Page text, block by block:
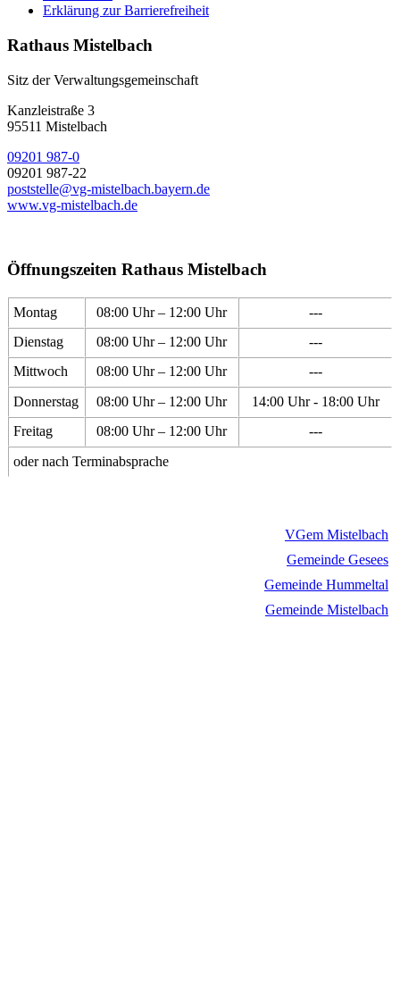
Erklärung zur Barrierefreiheit
Rathaus Mistelbach
Sitz der Verwaltungsgemeinschaft
Kanzleistraße 3
95511 Mistelbach
09201 987-0
09201 987-22
poststelle@vg-mistelbach.bayern.de
www.vg-mistelbach.de
Öffnungszeiten Rathaus Mistelbach
Montag 08:00 Uhr – 12:00 Uhr
---
Dienstag
08:00 Uhr – 12:00 Uhr
---
Mittwoch
08:00 Uhr – 12:00 Uhr
---
Donnerstag
08:00 Uhr – 12:00 Uhr
14:00 Uhr - 18:00 Uhr
Freitag
08:00 Uhr – 12:00 Uhr
---
oder nach Terminabsprache
VGem Mistelbach
Gemeinde Gesees
Gemeinde Hummeltal
Gemeinde Mistelbach